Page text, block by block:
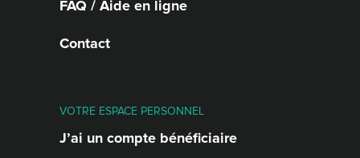
FAQ / Aide en ligne
Contact
VOTRE ESPACE PERSONNEL
J’ai un compte bénéficiaire